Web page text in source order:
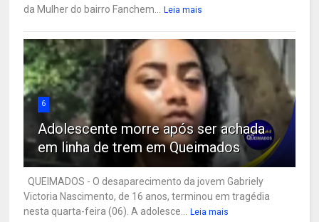
da Mulher do bairro Fanchem... Leia mais
6
Adolescente morre após ser achada
em linha de trem em Queimados
QUEIMADOS - O desaparecimento da jovem Gabriely
Victoria Nascimento, de 16 anos, terminou em tragédia
nesta quarta-feira (06). A adolesce...
Leia mais